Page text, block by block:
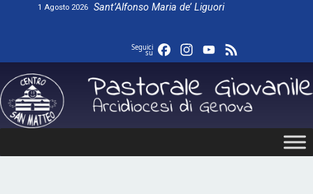
1 Agosto 2026 Sant’Alfonso Maria de’ Liguori
Seguici
su FacebookInstagram
YouTube